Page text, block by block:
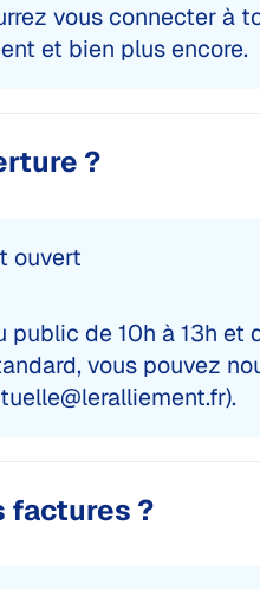
vous connecter à
et bien plus encore.
?
ouvert
de 10h à 13h et
vous pouvez
).
factures ?